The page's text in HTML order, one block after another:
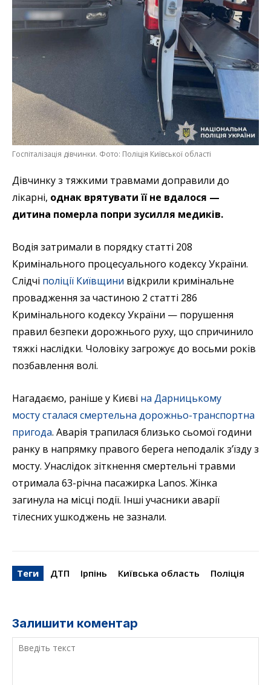
Госпіталізація дівчинки. Фото: Поліція Київської області
Дівчинку з тяжкими травмами доправили до
лікарні, однак врятувати її не вдалося —
дитина померла попри зусилля медиків.
Водія затримали в порядку статті 208
Кримінального процесуального кодексу України.
Слідчі поліції Київщини відкрили кримінальне
провадження за частиною 2 статті 286
Кримінального кодексу України — порушення
правил безпеки дорожнього руху, що спричинило
тяжкі наслідки. Чоловіку загрожує до восьми років
позбавлення волі.
Нагадаємо, раніше у Києві на Дарницькому
мосту сталася смертельна дорожньо-транспортна
пригода. Аварія трапилася близько сьомої години
ранку в напрямку правого берега неподалік з’їзду з
мосту. Унаслідок зіткнення смертельні травми
отримала 63-річна пасажирка Lanos. Жінка
загинула на місці події. Інші учасники аварії
тілесних ушкоджень не зазнали.
Теги ДТП Ірпінь Київська область Поліція
Залишити коментар